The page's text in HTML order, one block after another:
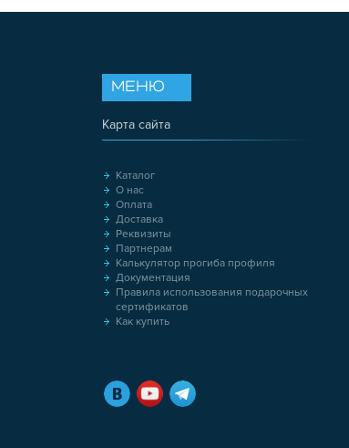
МЕНЮ
Карта сайта
Каталог
О нас
Оплата
Доставка
Реквизиты
Партнерам
Калькулятор прогиба профиля
Документация
Правила использования подарочных
сертификатов
Как купить